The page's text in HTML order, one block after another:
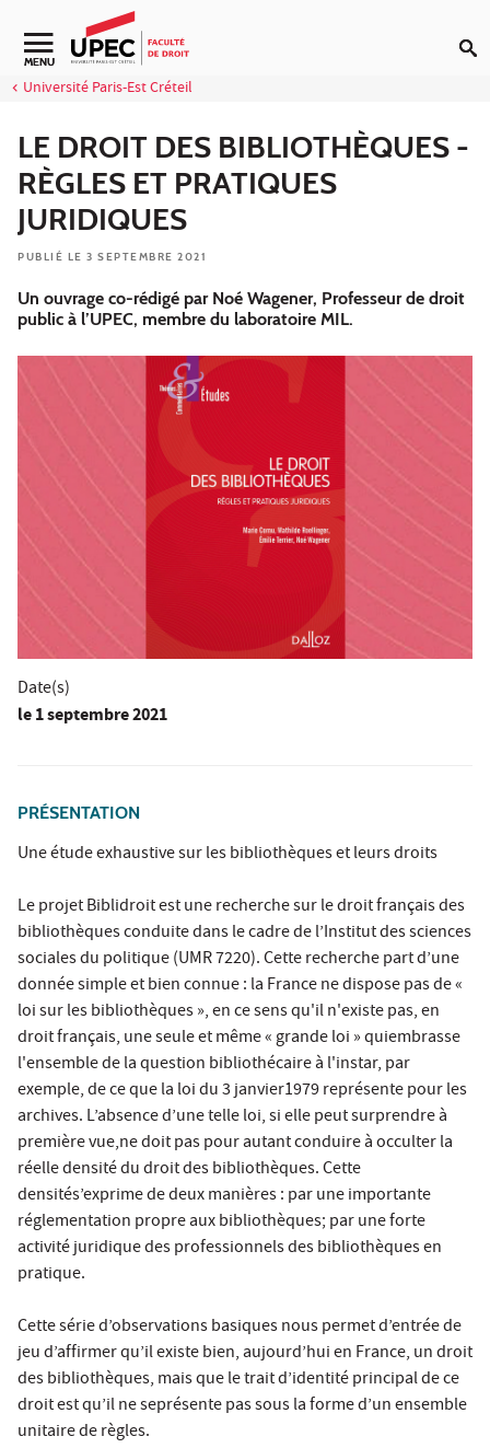
Aller au contenu
Navigation secondaire
MENU
Université Paris-Est Créteil
LE DROIT DES BIBLIOTHÈQUES -
RÈGLES ET PRATIQUES
JURIDIQUES
PUBLIÉ LE 3 SEPTEMBRE 2021
Un ouvrage co-rédigé par Noé Wagener, Professeur de droit
public à l’UPEC, membre du laboratoire MIL.
Date(s)
le1 septembre 2021
PRÉSENTATION
Une étude exhaustive sur les bibliothèques et leurs droits
Le projet Biblidroit est une recherche sur le droit français des
bibliothèques conduite dans le cadre de l’Institut des sciences
sociales du politique (UMR 7220). Cette recherche part d’une
donnée simple et bien connue : la France ne dispose pas de «
loi sur les bibliothèques », en ce sens qu'il n'existe pas, en
droit français, une seule et même « grande loi » quiembrasse
l'ensemble de la question bibliothécaire à l'instar, par
exemple, de ce que la loi du 3 janvier1979 représente pour les
archives. L’absence d’une telle loi, si elle peut surprendre à
première vue,ne doit pas pour autant conduire à occulter la
réelle densité du droit des bibliothèques. Cette
densités’exprime de deux manières : par une importante
réglementation propre aux bibliothèques; par une forte
activité juridique des professionnels des bibliothèques en
pratique.
Cette série d’observations basiques nous permet d’entrée de
jeu d’affirmer qu’il existe bien, aujourd’hui en France, un droit
des bibliothèques, mais que le trait d’identité principal de ce
droit est qu’il ne seprésente pas sous la forme d’un ensemble
unitaire de règles.